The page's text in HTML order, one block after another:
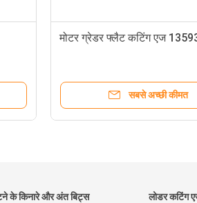
मोटर ग्रेडर फ्लैट कटिंग एज
सबसे अच्छी कीमत
के किनारे और अंत बिट्स लोडर कटिंग